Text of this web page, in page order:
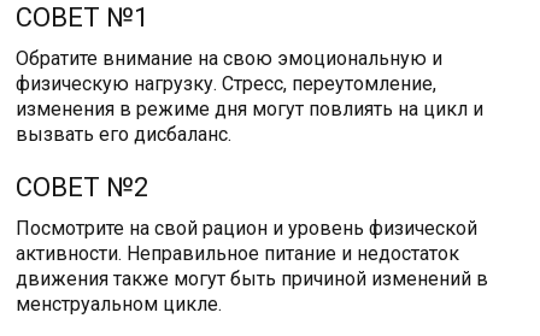
СОВЕТ №1
Обратите внимание на свою эмоциональную и
физическую нагрузку. Стресс, переутомление,
изменения в режиме дня могут повлиять на цикл и
вызвать его дисбаланс.
СОВЕТ №2
Посмотрите на свой рацион и уровень физической
активности. Неправильное питание и недостаток
движения также могут быть причиной изменений в
менструальном цикле.